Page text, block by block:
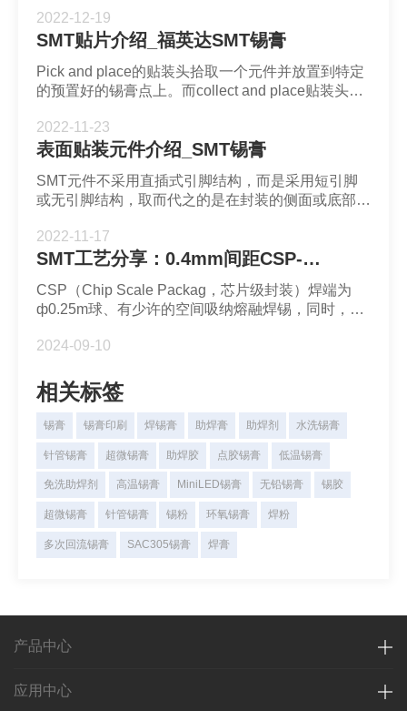
寸，产量和PCB尺寸等数据进行控制。
2022-12-19
SMT贴片介绍_福英达SMT锡膏
Pick and place的贴装头拾取一个元件并放置到特定
的预置好的锡膏点上。而collect and place贴装头配
点。元件拾取的方式是通过真空吸嘴实现的，真空吸
取的好处是可以避免出现静电，保证了安装后的电流
2022-11-23
表面贴装元件介绍_SMT锡膏
SMT元件不采用直插式引脚结构，而是采用短引脚
或无引脚结构，取而代之的是在封装的侧面或底部带
回流后无铅锡膏能够键合元件引脚和PCB焊盘并成
为焊点。
2022-11-17
SMT工艺分享：0.4mm间距CSP-深圳福英达
CSP（Chip Scale Packag，芯片级封装）焊端为
ф0.25m球、有少许的空间吸纳熔融焊锡，同时，由
出现桥连的问题，主要问题是印刷少印而导致球窝、
获得足够的焊膏量。
2024-09-10
相关标签
锡膏 锡膏印刷 焊锡膏 助焊膏 助焊剂 水洗锡膏
针管锡膏 超微锡膏 助焊胶 点胶锡膏 低温锡膏
免洗助焊剂 高温锡膏 MiniLED锡膏 无铅锡膏 锡胶
超微锡膏 针管锡膏 锡粉 环氧锡膏 焊粉
多次回流锡膏 SAC305锡膏 焊膏
产品中心
应用中心